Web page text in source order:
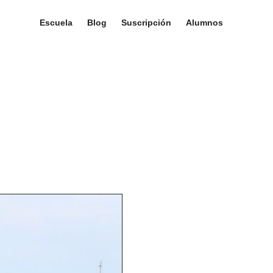
Escuela Blog Suscripción Alumnos